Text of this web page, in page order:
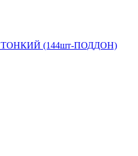
ТОНКИЙ (144шт-ПОДДОН)